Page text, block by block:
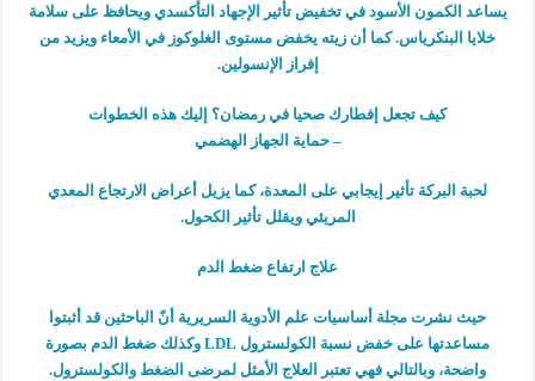
يساعد الكمون الأسود في تخفيض تأثير الإجهاد التأكسدي ويحافظ على سلامة
خلايا البنكرياس. كما أن زيته يخفض مستوى الغلوكوز في الأمعاء ويزيد من
إفراز الإنسولين.
كيف تجعل إفطارك صحيا في رمضان؟ إليك هذه الخطوات
– حماية الجهاز الهضمي
لحبة البركة تأثير إيجابي على المعدة، كما يزيل أعراض الارتجاع المعدي
المريئي ويقلل تأثير الكحول.
علاج ارتفاع ضغط الدم
حيث نشرت مجلة أساسيات علم الأدوية السريرية أنّ الباحثين قد أثبتوا
مساعدتها على خفض نسبة الكولسترول LDL وكذلك ضغط الدم بصورة
واضحة، وبالتالي فهي تعتبر العلاج الأمثل لمرضى الضغط والكولسترول.